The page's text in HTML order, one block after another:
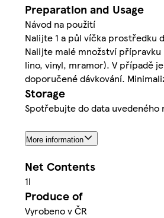
Preparation and Usage
Návod na použití
Nalijte 1 a půl víčka prostředku
Nalijte malé množství přípravku
lino, vinyl, mramor). V případě
doporučené dávkování.
Storage
Spotřebujte do data uvedeného
More information
Net Contents
1l
Produce of
Vyrobeno v ČR